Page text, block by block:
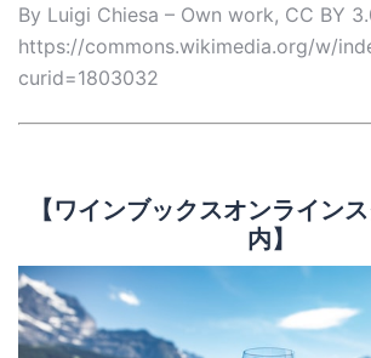
By Luigi Chiesa – Own work, CC BY
https://commons.wikimedia.org/w/
curid=1803032
【ワインブックスオンライン
内】